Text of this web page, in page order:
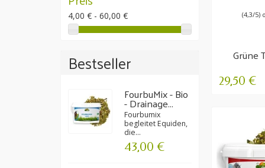
4,00 € - 60,00 €
Bestseller
FourbuMix - Bio
- Drainage...
Fourbumix
begleitet Equiden,
die...
43,00 €
(4,3/5)
Grüne
Zur
29,50 €